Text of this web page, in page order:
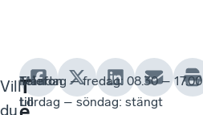
Vill
du
Telefon
till
T
Måndag – fredag: 08.30 – 17.00
Lördag – söndag: stängt